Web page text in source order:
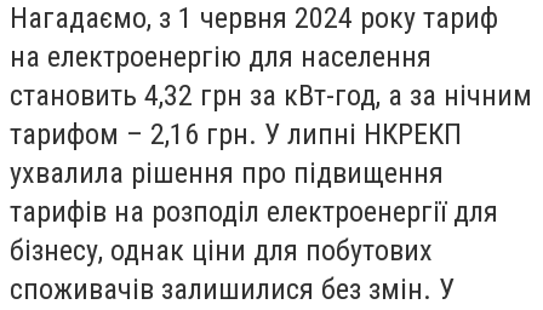
Нагадаємо, з 1 червня 2024 року тариф
на електроенергію для населення
становить 4,32 грн за кВт-год, а за нічним
тарифом – 2,16 грн. У липні НКРЕКП
ухвалила рішення про підвищення
тарифів на розподіл електроенергії для
бізнесу, однак ціни для побутових
споживачів залишилися без змін. У